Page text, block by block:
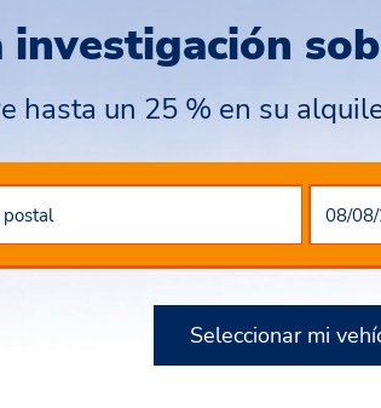
investigación
hasta un 25 % en su
Seleccionar mi